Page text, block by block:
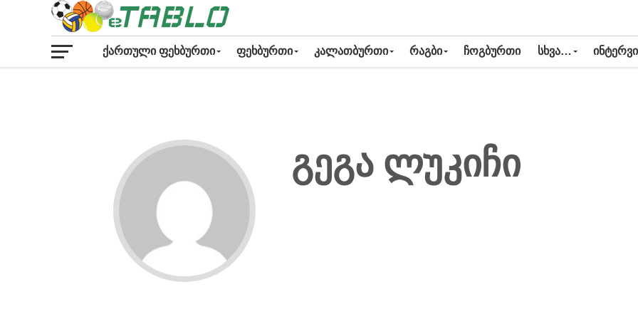
ᲥᲐᲠᲗᲣᲚᲘ ᲤᲔᲮᲑᲣᲠᲗᲘ ᲤᲔᲮᲑᲣᲠᲗᲘ ᲙᲐᲚᲐᲗᲑᲣᲠᲗᲘ ᲠᲐᲒᲑᲘ ᲩᲝᲒᲑᲣᲠᲗᲘ ᲡᲮᲕᲐ…
გეგა ლუკიჩი